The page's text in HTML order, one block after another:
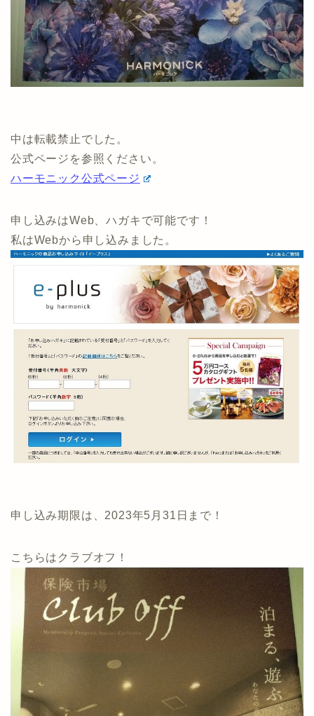
中は転載禁止でした。
公式ページを参照ください。
ハーモニック公式ページ
申し込みはWeb、ハガキで可能です！
私はWebから申し込みました。
申し込み期限は、2023年5月31日まで！
こちらはクラブオフ！